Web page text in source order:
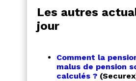
Les autres
jour
Comment la
malus de pension
calculés ?